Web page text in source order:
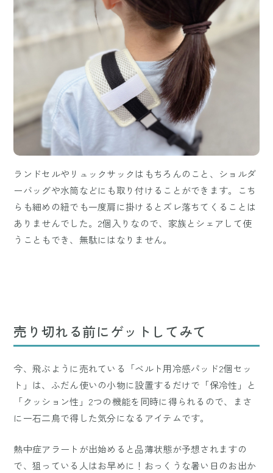
ランドセルやリュックサックはもちろんのこと、ショルダ
ーバッグや水筒などにも取り付けることができます。こち
らも細めの紐でも一度肩に掛けるとズレ落ちてくることは
ありませんでした。2個入りなので、家族とシェアして使
うこともでき、無駄にはなりません。
売り切れる前にゲットしてみて
今、飛ぶように売れている「ベルト用冷感パッド2個セッ
ト」は、ふだん使いの小物に設置するだけで「保冷性」と
「クッション性」2つの機能を同時に得られるので、まさ
に一石二鳥で得した気分になるアイテムです。
熱中症アラートが出始めると品薄状態が予想されますの
で、狙っている人はお早めに！おっくうな暑い日のお出か